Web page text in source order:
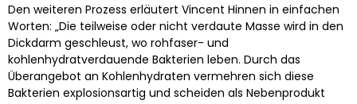
Den weiteren Prozess erläutert Vincent Hinnen in einfachen
Worten: „Die teilweise oder nicht verdaute Masse wird in den
Dickdarm geschleust, wo rohfaser- und
kohlenhydratverdauende Bakterien leben. Durch das
Überangebot an Kohlenhydraten vermehren sich diese
Bakterien explosionsartig und scheiden als Nebenprodukt